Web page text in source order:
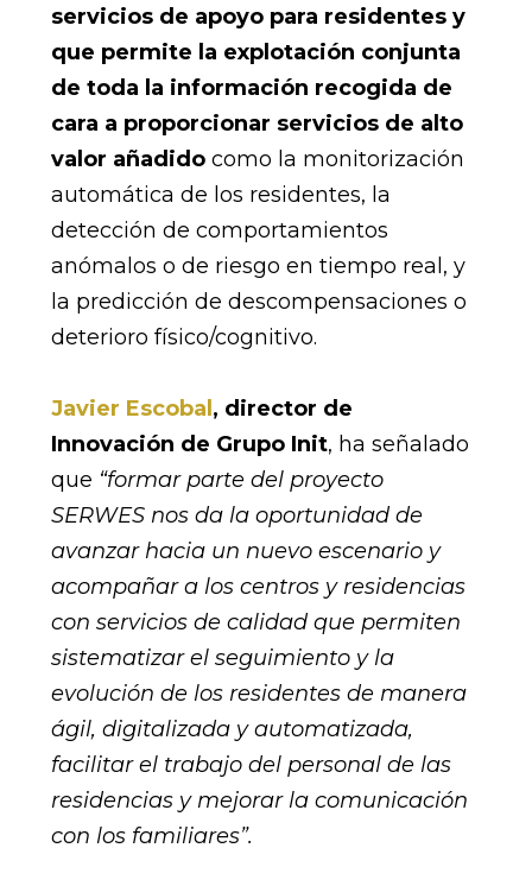
servicios de apoyo para residentes y
que permite la explotación conjunta
de toda la información recogida de
cara a proporcionar servicios de alto
valor añadido como la monitorización
automática de los residentes, la
detección de comportamientos
anómalos o de riesgo en tiempo real, y
la predicción de descompensaciones o
deterioro físico/cognitivo.
Javier Escobal, director de
Innovación de Grupo Init, ha señalado
que “formar parte del proyecto
SERWES nos da la oportunidad de
avanzar hacia un nuevo escenario y
acompañar a los centros y residencias
con servicios de calidad que permiten
sistematizar el seguimiento y la
evolución de los residentes de manera
ágil, digitalizada y automatizada,
facilitar el trabajo del personal de las
residencias y mejorar la comunicación
con los familiares”.